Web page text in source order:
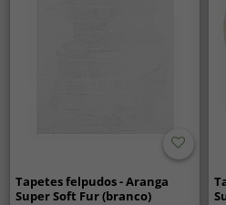
Tapetes felpudos - Aranga
Super Soft Fur (branco)